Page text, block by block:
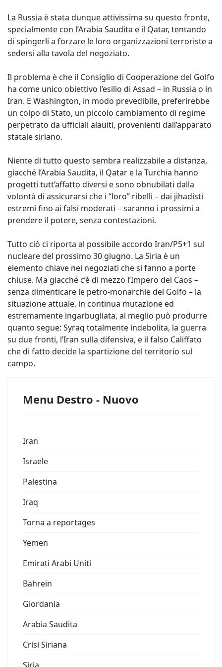
La Russia è stata dunque attivissima su questo fronte,
specialmente con l’Arabia Saudita e il Qatar, tentando
di spingerli a forzare le loro organizzazioni terroriste a
sedersi alla tavola del negoziato.
Il problema è che il Consiglio di Cooperazione del Golfo
ha come unico obiettivo l’esilio di Assad – in Russia o in
Iran. E Washington, in modo prevedibile, preferirebbe
un colpo di Stato, un piccolo cambiamento di regime
perpetrato da ufficiali alauiti, provenienti dall’apparato
statale siriano.
Niente di tutto questo sembra realizzabile a distanza,
giacché l’Arabia Saudita, il Qatar e la Turchia hanno
progetti tutt’affatto diversi e sono obnubilati dalla
volontà di assicurarsi che i “loro” ribelli – dai jihadisti
estremi fino ai falsi moderati – saranno i prossimi a
prendere il potere, senza contestazioni.
Tutto ciò ci riporta al possibile accordo Iran/P5+1 sul
nucleare del prossimo 30 giugno. La Siria è un
elemento chiave nei negoziati che si fanno a porte
chiuse. Ma giacché c’è di mezzo l’Impero del Caos –
senza dimenticare le petro-monarchie del Golfo – la
situazione attuale, in continua mutazione ed
estremamente ingarbugliata, al meglio può produrre
quanto segue: Syraq totalmente indebolita, la guerra
su due fronti, l’Iran sulla difensiva, e il falso Califfato
che di fatto decide la spartizione del territorio sul
campo.
Menu Destro - Nuovo
Iran
Israele
Palestina
Iraq
Torna a reportages
Yemen
Emirati Arabi Uniti
Bahrein
Giordania
Arabia Saudita
Crisi Siriana